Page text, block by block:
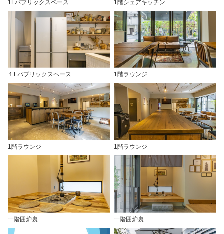
1Fパブリックスペース 1階シェアキッチン
１Fパブリックスペース 1階ラウンジ
1階ラウンジ 1階ラウンジ
一階囲炉裏 一階囲炉裏